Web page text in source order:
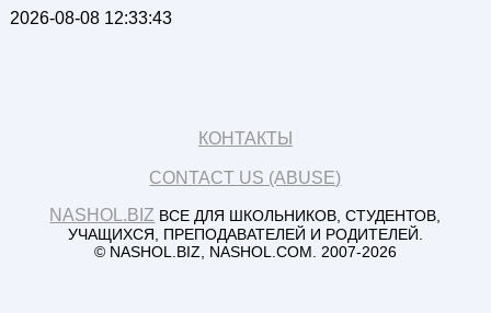
2026-08-08 12:33:43
КОНТАКТЫ
CONTACT US (ABUSE)
NASHOL.BIZ ВСЕ ДЛЯ ШКОЛЬНИКОВ, СТУДЕНТОВ,
УЧАЩИХСЯ, ПРЕПОДАВАТЕЛЕЙ И РОДИТЕЛЕЙ.
© NASHOL.BIZ, NASHOL.COM. 2007-2026